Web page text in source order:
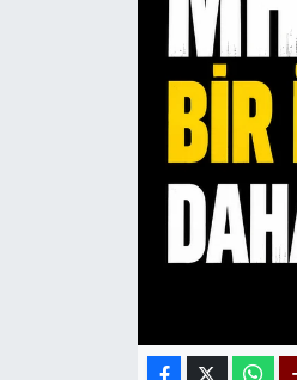
Kadın & Aile
Kültür & Sanat
Yazarlar